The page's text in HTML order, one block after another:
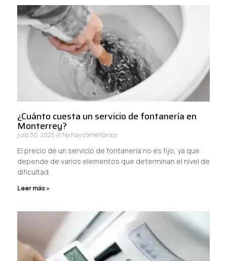
¿Cuánto cuesta un servicio de fontanería en
Monterrey?
julio 30, 2025 No hay comentarios
El precio de un servicio de fontanería no es fijo, ya que
depende de varios elementos que determinan el nivel de
dificultad.
Leer más »